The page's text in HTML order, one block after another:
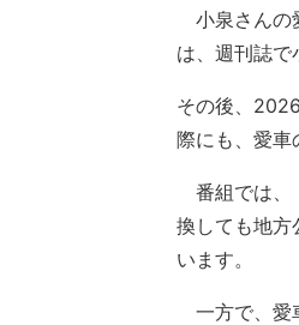
小泉さんの
は、週刊誌で
その後、
際にも、愛車
番組では、
換しても地方
います。
一方で、愛